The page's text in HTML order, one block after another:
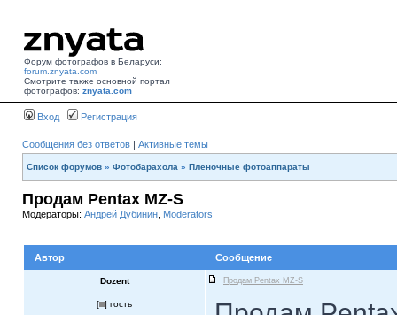
Форум фотографов в Беларуси:
forum.znyata.com
Смотрите также основной портал
фотографов: znyata.com
Вход Регистрация
Сообщения без ответов | Активные темы
Список форумов » Фотобарахола » Пленочные фотоаппараты
Продам Pentax MZ-S
Модераторы: Андрей Дубинин Moderators
Автор Сообщение
Dozent Продам Pentax MZ-S
[ ] гость